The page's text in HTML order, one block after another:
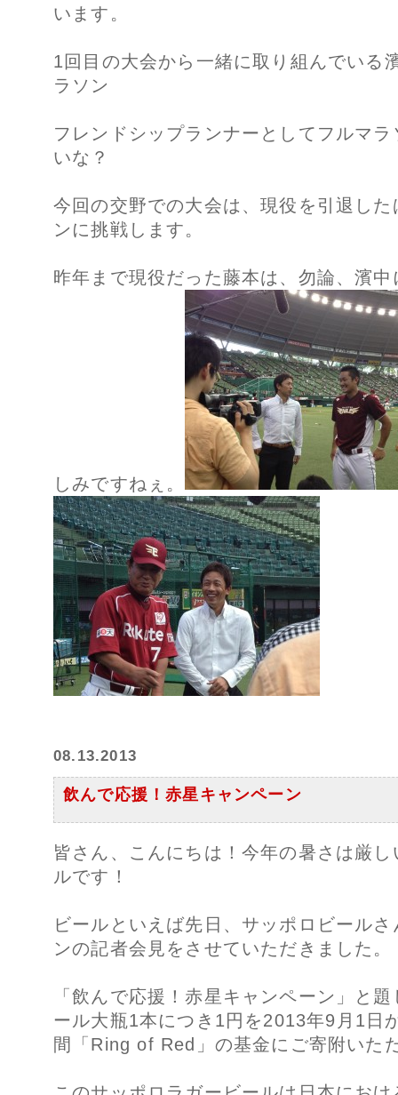
います。
1回目の大会から一緒に取り組んでいる
ラソン
フレンドシップランナーとしてフルマ
いな？
今回の交野での大会は、現役を引退し
ンに挑戦します。
昨年まで現役だった藤本は、勿論、濱
しみですねぇ。
08.13.2013
飲んで応援！赤星キャンペーン
皆さん、こんにちは！今年の暑さは厳
ルです！
ビールといえば先日、サッポロビール
ンの記者会見をさせていただきました。
「飲んで応援！赤星キャンペーン」と
ール大瓶1本につき1円を2013年9月1日
間「Ring of Red」の基金にご寄附いた